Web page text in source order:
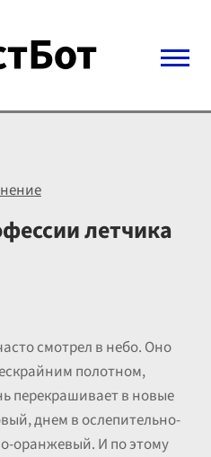
летчика
смотрел в небо. Оно
полотном,
перекрашивает в новые
днем в ослепительно-
оранжевый. И по этому